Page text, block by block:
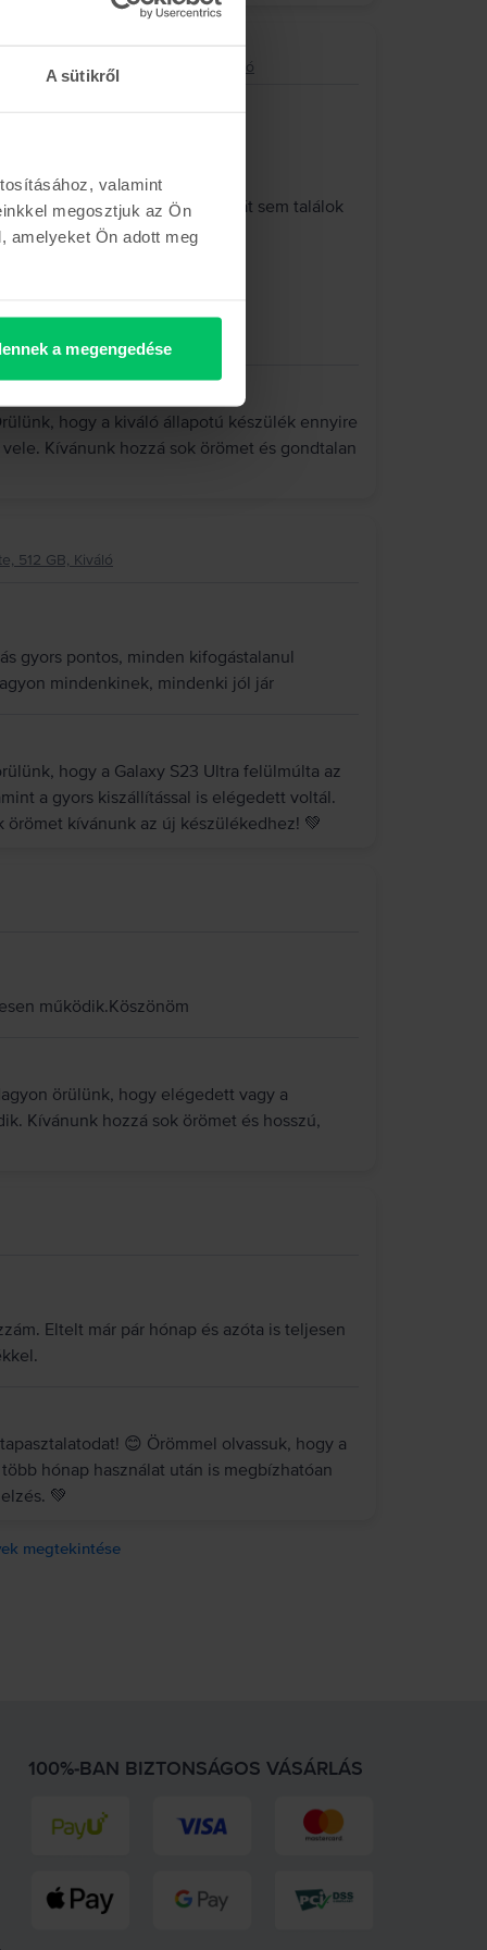
A sütikről
valamint
megosztjuk az Ön
amelyeket Ön adott meg
a megengedése
core GPU, Starlight, 256 GB, Kiváló
meg, és tökéletes. Egy hibát sem találok
hogy a kiváló állapotú készülék ennyire
Kívánunk hozzá sok örömet és gondtalan
512 GB, Kiváló
gyors pontos, minden kifogástalanul
mindenkinek, mindenki jól jár
hogy a Galaxy S23 Ultra felülmúlta az
a gyors kiszállítással is elégedett voltál.
örömet kívánunk az új készülékedhez! 💚
működik.Köszönöm
örülünk, hogy elégedett vagy a
Kívánunk hozzá sok örömet és hosszú,
Eltelt már pár hónap és azóta is teljesen
😊 Örömmel olvassuk, hogy a
hónap használat után is megbízhatóan
💚
megtekintése
100%-BAN BIZTONSÁGOS VÁSÁRLÁS